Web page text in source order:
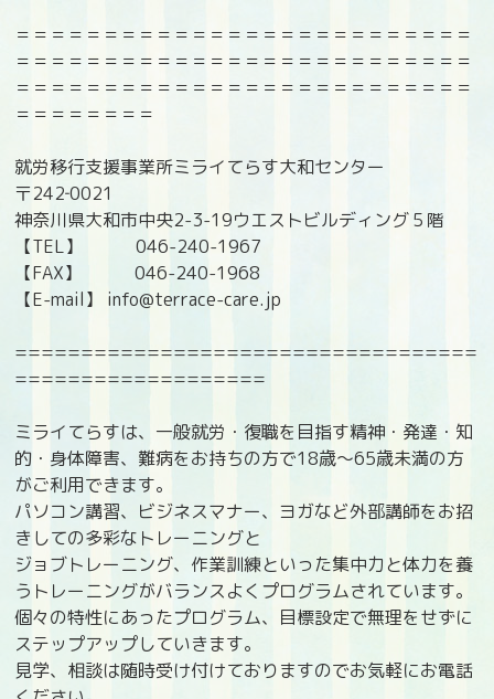
＝＝＝＝＝＝＝＝＝＝＝＝＝＝＝＝＝＝＝＝＝＝＝＝＝＝
＝＝＝＝＝＝＝＝＝＝＝＝＝＝＝＝＝＝＝＝＝＝＝＝＝＝
＝＝＝＝＝＝＝＝＝＝＝＝＝＝＝＝＝＝＝＝＝＝＝＝＝＝
＝＝＝＝＝＝＝＝
就労移行支援事業所ミライてらす大和センター
〒242‐0021
神奈川県大和市中央2-3-19ウエストビルディング５階
【TEL】 046-240-1967
【FAX】 046-240-1968
【E-mail】 info@terrace-care.jp
===================================
===================
ミライてらすは、一般就労・復職を目指す精神・発達・知
的・身体障害、難病をお持ちの方で18歳〜65歳未満の方
がご利用できます。
パソコン講習、ビジネスマナー、ヨガなど外部講師をお招
きしての多彩なトレーニングと
ジョブトレーニング、作業訓練といった集中力と体力を養
うトレーニングがバランスよくプログラムされています。
個々の特性にあったプログラム、目標設定で無理をせずに
ステップアップしていきます。
見学、相談は随時受け付けておりますのでお気軽にお電話